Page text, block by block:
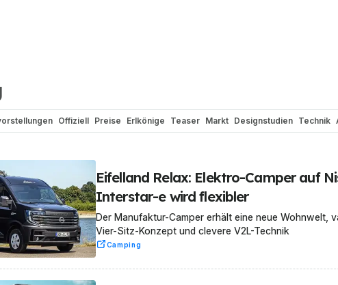
Offiziell Preise Erlkönige Teaser Markt Designstudien Technik
Gerüchte Sicherheit Elektroauto-Umbau
Luftfahrzeuge Elektro-Roller E-Bikes Elektro-Busse
Eifelland Relax: Elektro-Camper auf
Interstar-e wird flexibler
Der Manufaktur-Camper erhält eine neue Wohnwelt,
Vier-Sitz-Konzept und clevere V2L-Technik
Camping